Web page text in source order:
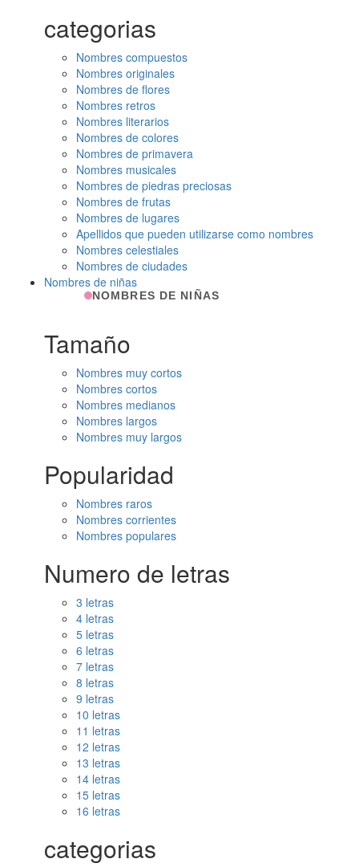
categorias
Nombres compuestos
Nombres originales
Nombres de flores
Nombres retros
Nombres literarios
Nombres de colores
Nombres de primavera
Nombres musicales
Nombres de piedras preciosas
Nombres de frutas
Nombres de lugares
Apellidos que pueden utilizarse como nombres
Nombres celestiales
Nombres de ciudades
Nombres de niñas
NOMBRES DE NIÑAS
Tamaño
Nombres muy cortos
Nombres cortos
Nombres medianos
Nombres largos
Nombres muy largos
Popularidad
Nombres raros
Nombres corrientes
Nombres populares
Numero de letras
3 letras
4 letras
5 letras
6 letras
7 letras
8 letras
9 letras
10 letras
11 letras
12 letras
13 letras
14 letras
15 letras
16 letras
categorias